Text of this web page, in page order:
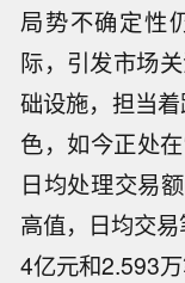
局势不确定性
际，引发市场
础设施，担当
色，如今正处
日均处理交易
高值，日均交
4亿元和2.593万